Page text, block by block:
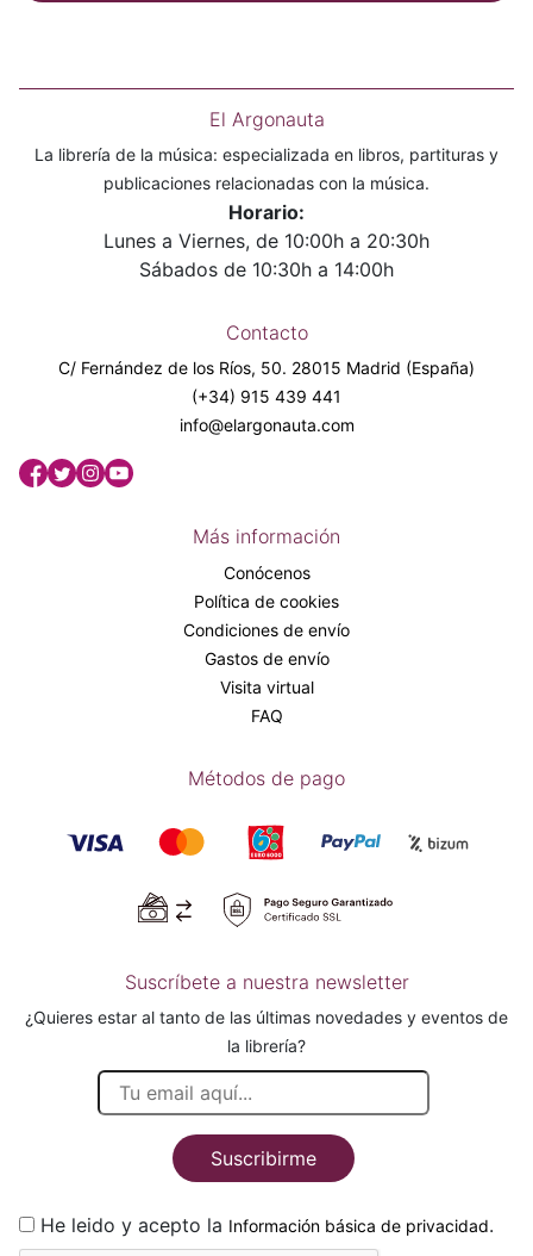
El Argonauta
La librería de la música: especializada en libros, partituras y
publicaciones relacionadas con la música.
Horario:
Lunes a Viernes, de 10:00h a 20:30h
Sábados de 10:30h a 14:00h
Contacto
C/ Fernández de los Ríos, 50. 28015 Madrid (España)
(+34) 915 439 441
info@elargonauta.com
Más información
Conócenos
Política de cookies
Condiciones de envío
Gastos de envío
Visita virtual
FAQ
Métodos de pago
Suscríbete a nuestra newsletter
¿Quieres estar al tanto de las últimas novedades y eventos de
la librería?
Suscribirme
He leido y acepto la Información básica de privacidad.